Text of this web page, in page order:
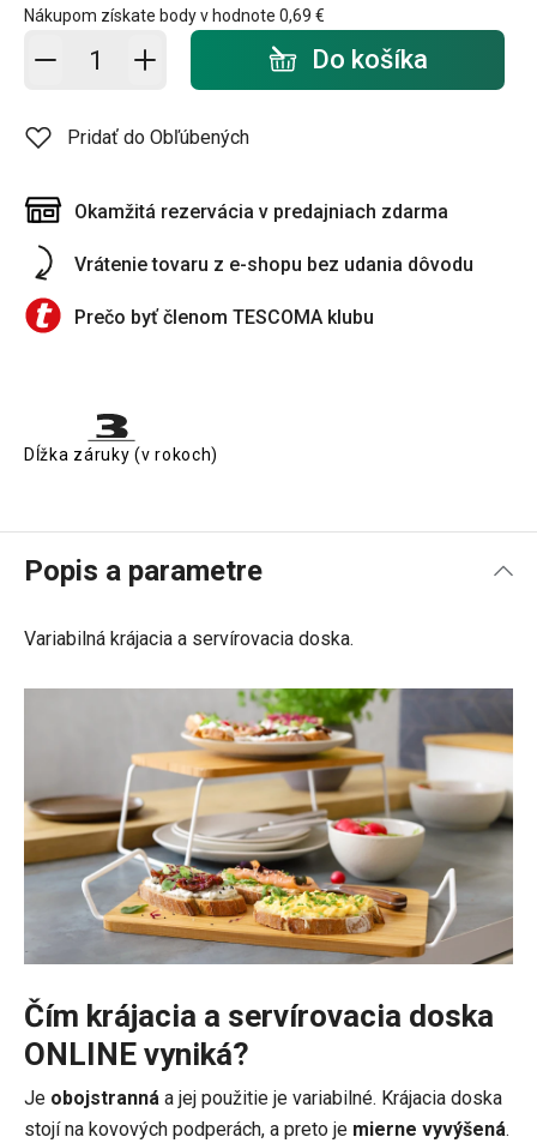
Nákupom získate body v hodnote 0,69 €
Pridať do košíka - počet Do košíka
Pridať do Obľúbených
Okamžitá rezervácia v predajniach zdarma
Vrátenie tovaru z e-shopu bez udania dôvodu
Prečo byť členom TESCOMA klubu
Dĺžka záruky (v rokoch)
Popis a parametre
Variabilná krájacia a servírovacia doska.
Čím krájacia a servírovacia doska
ONLINE vyniká?
Je obojstranná a jej použitie je variabilné. Krájacia doska
stojí na kovových podperách, a preto je mierne vyvýšená.